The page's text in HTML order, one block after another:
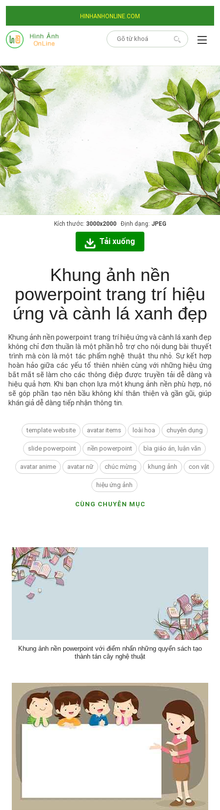
HINHANHONLINE.COM
Kích thước: 3000x2000Định dạng: JPEG
Tải xuống
Khung ảnh nền
powerpoint trang trí hiệu
ứng và cành lá xanh đẹp
Khung ảnh nền powerpoint trang trí hiệu ứng và cành lá xanh đẹp
không chỉ đơn thuần là một phần hỗ trợ cho nội dung bài thuyết
trình mà còn là một tác phẩm nghệ thuật thu nhỏ. Sự kết hợp
hoàn hảo giữa các yếu tố thiên nhiên cùng với những hiệu ứng
bắt mắt sẽ làm cho các thông điệp được truyền tải dễ dàng và
hiệu quả hơn. Khi bạn chọn lựa một khung ảnh nền phù hợp, nó
sẽ góp phần tạo nên bầu không khí thân thiện và gần gũi, giúp
khán giả dễ dàng tiếp nhận thông tin.
template website avatar items loài hoa chuyên dụng
slide powerpoint nền powerpoint bìa giáo án, luận văn
avatar anime avatar nữ chúc mừng khung ảnh con vật
hiệu ứng ảnh
CÙNG CHUYÊN MỤC
Khung ảnh nền powerpoint với điểm nhấn những quyển sách tạo
thành tán cây nghệ thuật